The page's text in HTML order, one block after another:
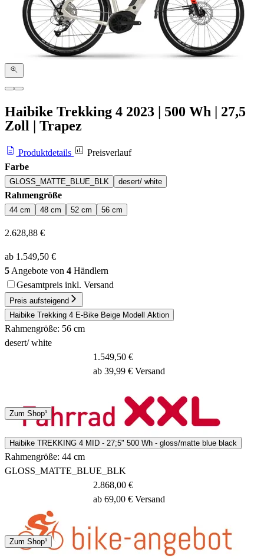
Haibike Trekking 4 2023 | 500 Wh | 27,5
Zoll | Trapez
Produktdetails
Preisverlauf
Farbe
GLOSS_MATTE_BLUE_BLK desert/ white
Rahmengröße
44 cm 48 cm 52 cm 56 cm
2.628,88 €
ab 1.549,50 €
5 Angebote von 4 Händlern
Gesamtpreis inkl. Versand
Preis aufsteigend
Haibike Trekking 4 E-Bike Beige Modell Aktion
Rahmengröße: 56 cm
desert/ white
Spedition
3 - 5 Tage
1.549,50 €
ab 39,99 € Versand
Zum Shop¹
Haibike TREKKING 4 MID - 27;5" 500 Wh - gloss/matte blue black
Rahmengröße: 44 cm
GLOSS_MATTE_BLUE_BLK
Spedition
3 - 5 Tage
2.868,00 €
ab 69,00 € Versand
Zum Shop¹